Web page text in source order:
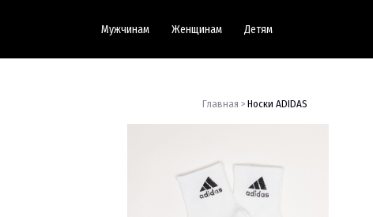
Мужчинам Женщинам Детям
Главная > Носки ADIDAS